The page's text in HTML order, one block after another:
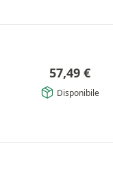
57,49 €
Disponibile